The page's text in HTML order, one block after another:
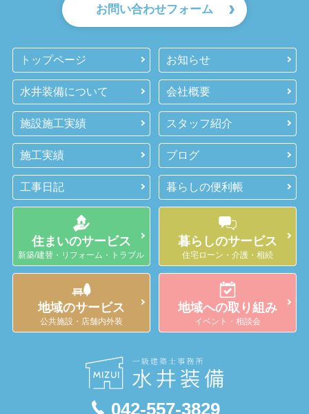
お問い合わせフォーム
042-557-3829
トップページ お知らせ
水井装備について 会社概要
施設施工実績 スタッフ紹介
施工実績 ブログ
工事日記 暮らしの便利帳
住まいのサービス
新築/建替・リフォーム・トラブル
暮らしのサービス
住宅ローン・介護・相続
地域のサービス
公共施設・店舗内外装
地域への取り組み
イベント・相談会